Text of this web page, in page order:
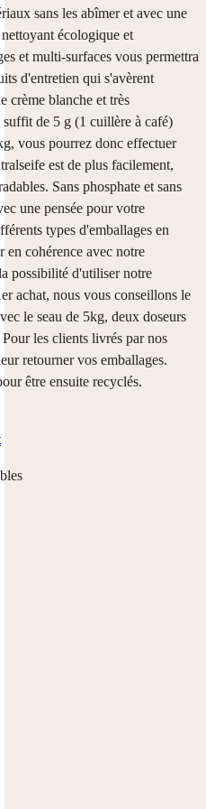
sans les abîmer et avec une
écologique et
et multi-surfaces vous permettra
d'entretien qui s'avèrent
crème blanche et très
de 5 g (1 cuillère à café)
vous pourrez donc effectuer
est de plus facilement,
Sans phosphate et sans
une pensée pour votre
types d'emballages en
en cohérence avec notre
possibilité d'utiliser notre
achat, nous vous conseillons le
le seau de 5kg, deux doseurs
les clients livrés par nos
retourner vos emballages.
être ensuite recyclés.